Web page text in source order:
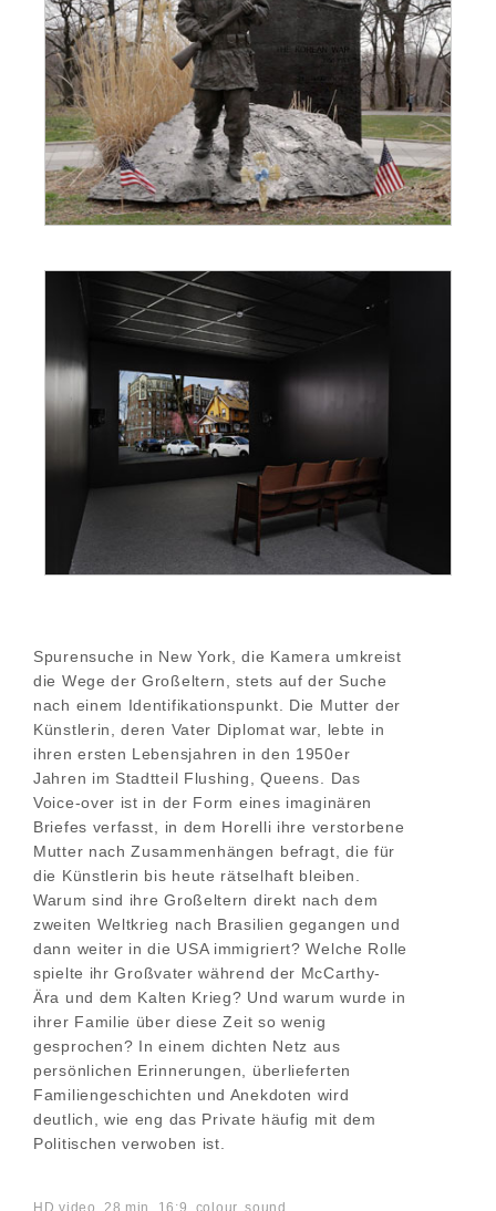
Spurensuche in New York, die Kamera umkreist
die Wege der Großeltern, stets auf der Suche
nach einem Identifikationspunkt. Die Mutter der
Künstlerin, deren Vater Diplomat war, lebte in
ihren ersten Lebensjahren in den 1950er
Jahren im Stadtteil Flushing, Queens. Das
Voice-over ist in der Form eines imaginären
Briefes verfasst, in dem Horelli ihre verstorbene
Mutter nach Zusammenhängen befragt, die für
die Künstlerin bis heute rätselhaft bleiben.
Warum sind ihre Großeltern direkt nach dem
zweiten Weltkrieg nach Brasilien gegangen und
dann weiter in die USA immigriert? Welche Rolle
spielte ihr Großvater während der McCarthy-
Ära und dem Kalten Krieg? Und warum wurde in
ihrer Familie über diese Zeit so wenig
gesprochen? In einem dichten Netz aus
persönlichen Erinnerungen, überlieferten
Familiengeschichten und Anekdoten wird
deutlich, wie eng das Private häufig mit dem
Politischen verwoben ist.
HD video, 28 min, 16:9, colour, sound